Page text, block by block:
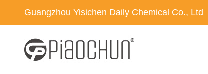
Guangzhou Yisichen Daily Chemical Co., Ltd